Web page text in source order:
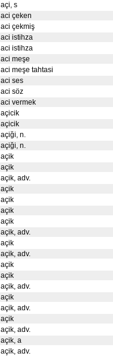
açi, s
aci çeken
aci çekmiş
aci istihza
aci istihza
aci meşe
aci meşe tahtasi
aci ses
aci söz
aci vermek
açicik
açicik
açiği, n.
açiği, n.
açik
açik
açik, adv.
açik
açik
açik
açik
açik, adv.
açik
açik, adv.
açik
açik
açik, adv.
açik
açik, adv.
açik
açik, adv.
açik, a
açik, adv.